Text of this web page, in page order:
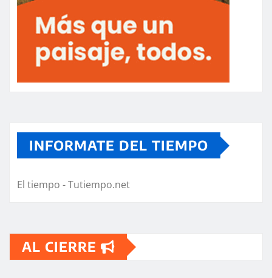
INFORMATE DEL TIEMPO
El tiempo - Tutiempo.net
AL CIERRE